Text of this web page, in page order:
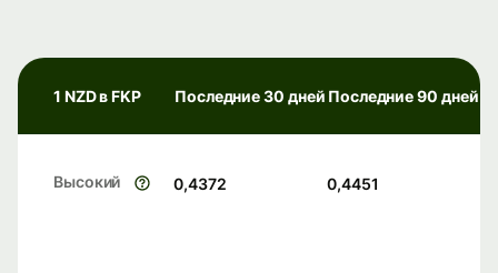
1 NZD в FKP Последние 30 дней Последние 90 дней
Высокий 0,4372 0,4451